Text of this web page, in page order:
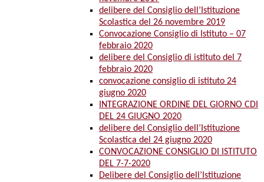
delibere del Consiglio dell’Istituzione
Scolastica del 26 novembre 2019
Convocazione Consiglio di Istituto – 07
febbraio 2020
delibere del Consiglio di istituto del 7
febbraio 2020
convocazione consiglio di istituto 24
giugno 2020
INTEGRAZIONE ORDINE DEL GIORNO CDI
DEL 24 GIUGNO 2020
delibere del Consiglio dell’Istituzione
Scolastica del 24 giugno 2020
CONVOCAZIONE CONSIGLIO DI ISTITUTO
DEL 7-7-2020
Delibere del Consiglio dell’Istituzione